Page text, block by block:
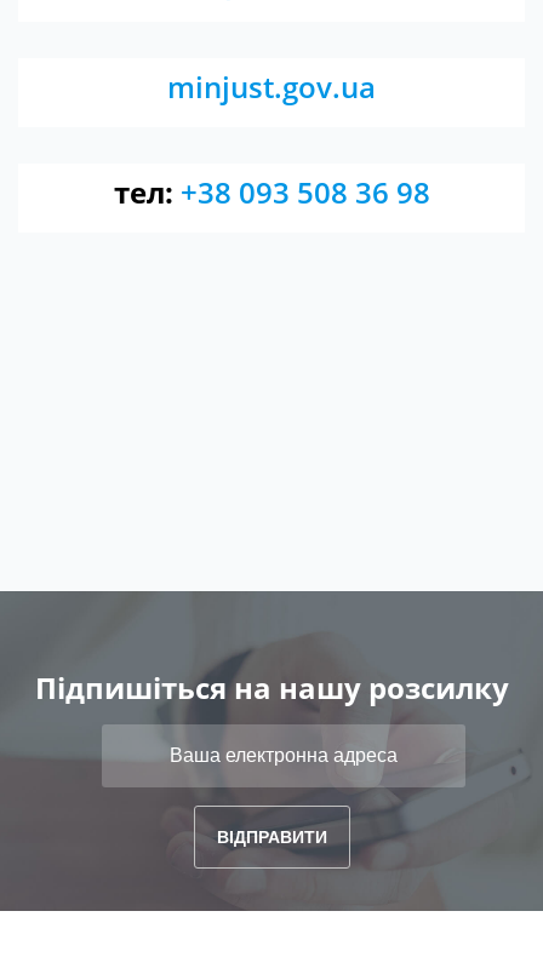
minjust.gov.ua
тел: +38 093 508 36 98
Підпишіться на нашу розсилку